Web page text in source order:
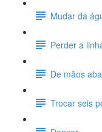
Mudar da
Perder a
De mãos
Trocar seis